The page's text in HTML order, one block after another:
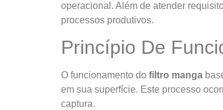
operacional. Além de atender
processos produtivos.
Princípio De
O funcionamento do filtro manga
em sua superfície. Este processo
captura.